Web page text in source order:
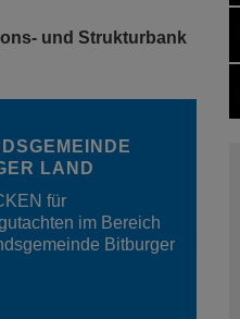
und Strukturbank
LAND
für
im Bereich
Bitburger